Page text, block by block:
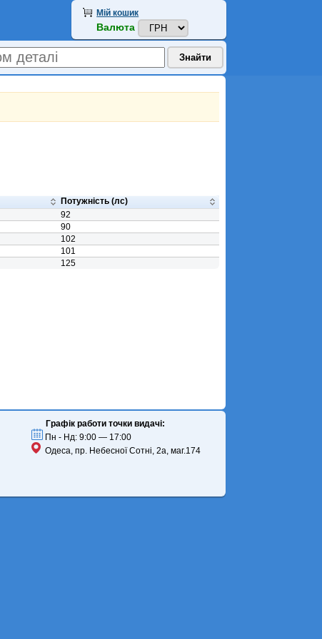
Мій кошик
Валюта
Потужність (лс)
92
90
102
101
125
Графік работи точки видачі:
Пн - Нд: 9:00 — 17:00
Одеса, пр. Небесної Сотні, 2а, маг.174